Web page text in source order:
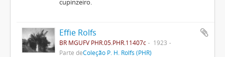
Effie Rolfs
BR MGUFV PHR.05.PHR.11407c
1923
Parte deColeção P. H. Rolfs (PHR)